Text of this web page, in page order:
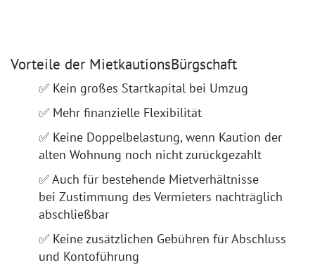
Vorteile der MietkautionsBürgschaft
✅ Kein großes Startkapital bei Umzug
✅ Mehr finanzielle Flexibilität
✅ Keine Doppelbelastung, wenn Kaution der
alten Wohnung noch nicht zurückgezahlt
✅ Auch für bestehende Mietverhältnisse
bei Zustimmung des Vermieters nachträglich
abschließbar
✅ Keine zusätzlichen Gebühren für Abschluss
und Kontoführung